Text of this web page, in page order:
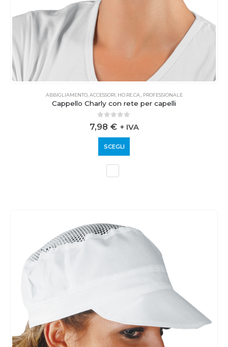
ABBIGLIAMENTO, ACCESSORI HO.RE.CA. PROFESSIONALE
Cappello Charly con rete per capelli
0 out of 5
7,98 € + IVA
SCEGLI